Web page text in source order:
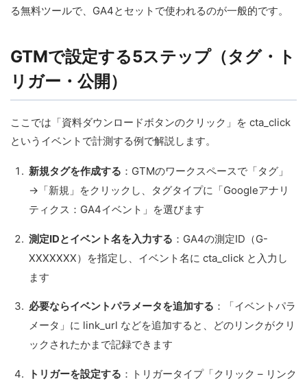
る無料ツールで、GA4とセットで使われるのが一般的です。
GTMで設定する5ステップ（タグ・ト
リガー・公開）
ここでは「資料ダウンロードボタンのクリック」を cta_click
というイベントで計測する例で解説します。
新規タグを作成する ：GTMのワークスペースで「タグ」
→「新規」をクリックし、タグタイプに「Googleアナリ
ティクス：GA4イベント」を選びます
測定IDとイベント名を入力する ：GA4の測定ID（G-
XXXXXXX）を指定し、イベント名に cta_click と入力し
ます
必要ならイベントパラメータを追加する ：「イベントパラ
メータ」に link_url などを追加すると、どのリンクがクリ
ックされたかまで記録できます
トリガーを設定する ：トリガータイプ「クリック – リンク